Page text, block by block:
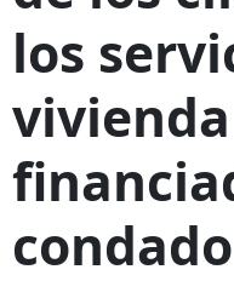
los
vivienda
condado